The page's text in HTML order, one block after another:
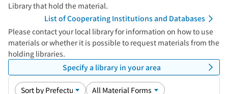
Library that hold the material.
List of Cooperating Institutions and Databases
Please contact your local library for information on how to use
materials or whether it is possible to request materials from the
holding libraries.
Specify a library in your area